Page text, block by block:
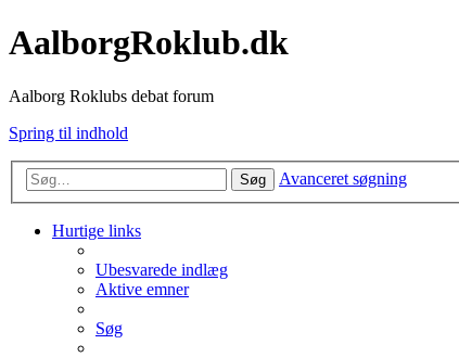
AalborgRoklub.dk
Aalborg Roklubs debat forum
Spring til indhold
Søg Avanceret søgning
Hurtige links
Ubesvarede indlæg
Aktive emner
Søg